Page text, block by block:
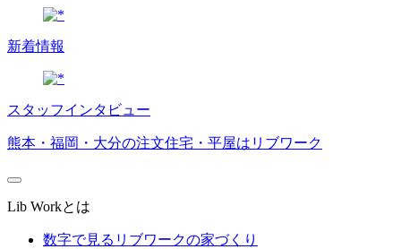
新着情報
スタッフインタビュー
熊本・福岡・大分の注文住宅・平屋はリブワーク
Lib Workとは
数字で見るリブワークの家づくり